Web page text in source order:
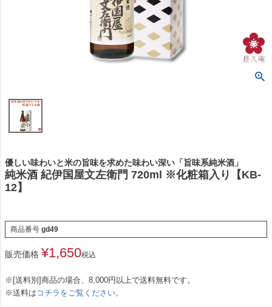
優しい味わいと米の旨味を求めた味わい深い「旨味系純米酒」
純米酒 紀伊国屋文左衛門 720ml ※化粧箱入り【KB-
12】
商品番号 gd49
販売価格 ¥1,650税込
※[送料別]商品の場合、8,000円以上で送料無料です。
※送料は コチラをご覧ください。